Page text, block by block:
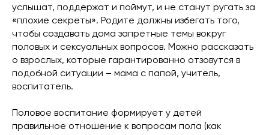
услышат, поддержат и поймут, и не станут ругать за
«плохие секреты». Родите должны избегать того,
чтобы создавать дома запретные темы вокруг
половых и сексуальных вопросов. Можно рассказать
о взрослых, которые гарантированно отзовутся в
подобной ситуации – мама с папой, учитель,
воспитатель.
Половое воспитание формирует у детей
правильное отношение к вопросам пола (как